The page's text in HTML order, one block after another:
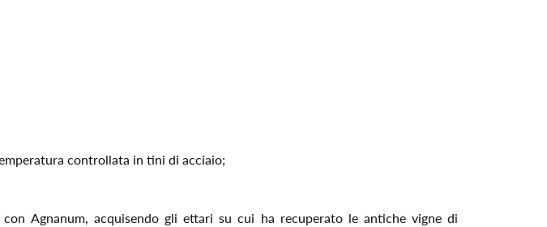
controllata in tini di acciaio;
Agnanum, acquisendo gli ettari su cui ha recuperato le antiche vigne di